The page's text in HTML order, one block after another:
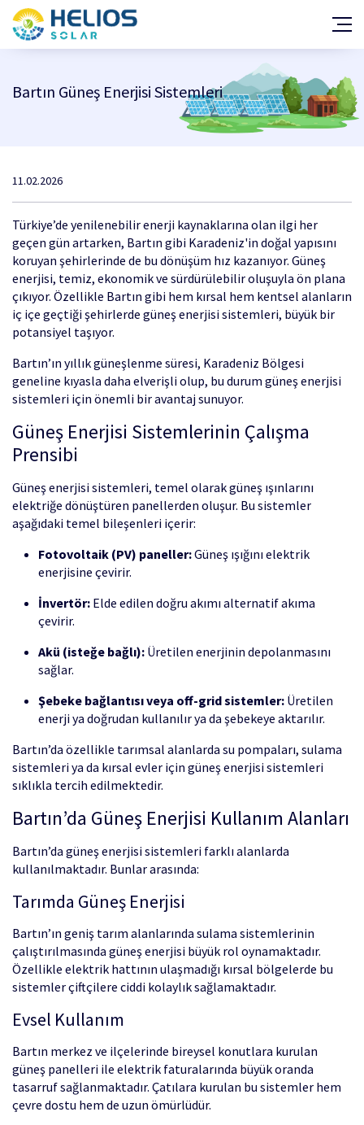
Hakkımızda
Kalite Belgeleri
Yatırım Fayda/Maliyet Hesabı
Çözüm Ortakları
Başarı Hikayeleri
İletişim
Bartın Güneş Enerjisi Sistemleri
11.02.2026
Türkiye’de yenilenebilir enerji kaynaklarına olan ilgi her
geçen gün artarken, Bartın gibi Karadeniz'in doğal yapısını
koruyan şehirlerinde de bu dönüşüm hız kazanıyor. Güneş
enerjisi, temiz, ekonomik ve sürdürülebilir oluşuyla ön plana
çıkıyor. Özellikle Bartın gibi hem kırsal hem kentsel alanların
iç içe geçtiği şehirlerde güneş enerjisi sistemleri, büyük bir
potansiyel taşıyor.
Bartın’ın yıllık güneşlenme süresi, Karadeniz Bölgesi
geneline kıyasla daha elverişli olup, bu durum güneş enerjisi
sistemleri için önemli bir avantaj sunuyor.
Güneş Enerjisi Sistemlerinin Çalışma
Prensibi
Güneş enerjisi sistemleri, temel olarak güneş ışınlarını
elektriğe dönüştüren panellerden oluşur. Bu sistemler
aşağıdaki temel bileşenleri içerir:
Fotovoltaik (PV) paneller:Güneş ışığını elektrik
enerjisine çevirir.
İnvertör: Elde edilen doğru akımı alternatif akıma
çevirir.
Akü (isteğe bağlı): Üretilen enerjinin depolanmasını
sağlar.
Şebeke bağlantısı veya off-grid sistemler: Üretilen
enerji ya doğrudan kullanılır ya da şebekeye aktarılır.
Bartın’da özellikle tarımsal alanlarda su pompaları, sulama
sistemleri ya da kırsal evler için güneş enerjisi sistemleri
sıklıkla tercih edilmektedir.
Bartın’da Güneş Enerjisi Kullanım Alanları
Bartın’da güneş enerjisi sistemleri farklı alanlarda
kullanılmaktadır. Bunlar arasında:
Tarımda Güneş Enerjisi
Bartın’ın geniş tarım alanlarında sulama sistemlerinin
çalıştırılmasında güneş enerjisi büyük rol oynamaktadır.
Özellikle elektrik hattının ulaşmadığı kırsal bölgelerde bu
sistemler çiftçilere ciddi kolaylık sağlamaktadır.
Evsel Kullanım
Bartın merkez ve ilçelerinde bireysel konutlara kurulan
güneş panelleri ile elektrik faturalarında büyük oranda
tasarruf sağlanmaktadır. Çatılara kurulan bu sistemler hem
çevre dostu hem de uzun ömürlüdür.